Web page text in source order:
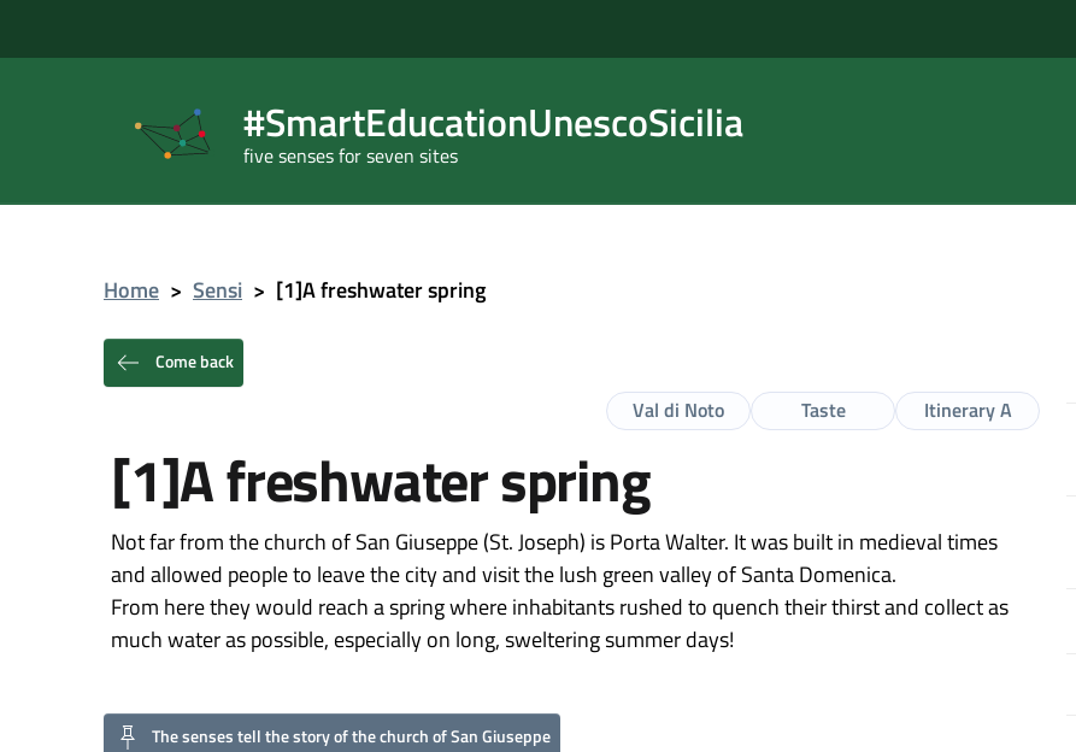
#SmartEducationUnescoSicilia
five senses for seven sites
Home > Sensi > [1]A freshwater spring
Come back
Itinerary A
Taste
Val di Noto
[1]A freshwater spring
Not far from the church of San Giuseppe (St. Joseph) is Porta Walter. It was built in medieval times
and allowed people to leave the city and visit the lush green valley of Santa Domenica.
From here they would reach a spring where inhabitants rushed to quench their thirst and collect as
much water as possible, especially on long, sweltering summer days!
The senses tell the story of the church of San Giuseppe